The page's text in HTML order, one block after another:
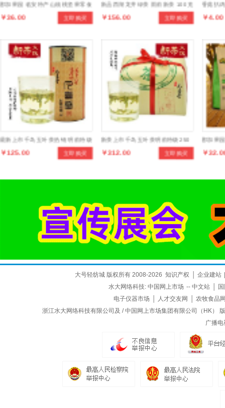
那加果园 临安特产山核桃坚果零食
手剥小核桃食品 立即购买
￥36.00
新品西湖龙井绿茶 雨前新茶 100克
百年珍稀老茶树罐装茶叶立即购买
￥156.00
香菇扒
独立包
￥4.00
最新上市千岛玉叶茶热销 明前特级
100克绿茶 罐装茶叶 立即购买
￥125.00
新茶上市千岛玉叶茶明前特级250
克传统纸包绿茶茶叶 立即购买
￥312.00
那加果
野生东
￥
大号轻纺城 版权所有 2008-2026 知识产权 企业建站
水大网络科技: 中国网上市场 -- 中文站
电子仪器市场
人才交友网
农牧食品
浙江水大网络科技有限公司及 / 中国网上市场集团有限公司（HK）
广播